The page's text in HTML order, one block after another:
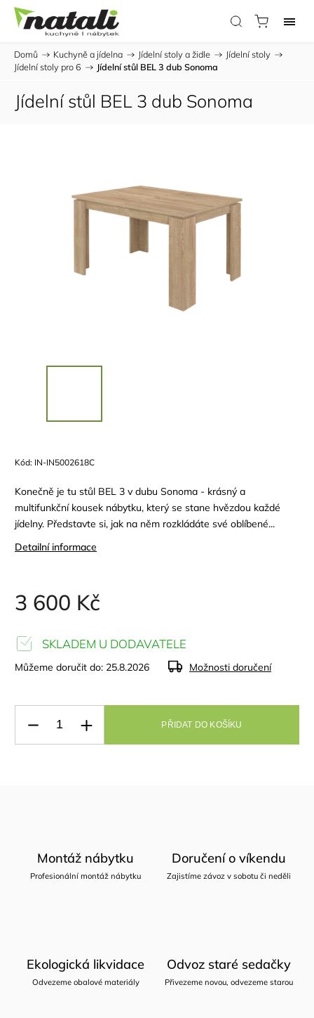
Domů / Kuchyně a jídelna / Jídelní stoly a židle / Jídelní stoly /
Jídelní stoly pro 6 / Jídelní stůl BEL 3 dub Sonoma
Jídelní stůl BEL 3 dub Sonoma
Kód: IN-IN5002618C
Konečně je tu stůl BEL 3 v dubu Sonoma - krásný a
multifunkční kousek nábytku, který se stane hvězdou každé
jídelny. Představte si, jak na něm rozkládáte své oblíbené...
Detailní informace
3 600 Kč
SKLADEM U DODAVATELE
Můžeme doručit do: 25.8.2026 Možnosti doručení
PŘIDAT DO KOŠÍKU
Montáž nábytku
Profesionální montáž nábytku
Doručení o víkendu
Zajistíme závoz v sobotu či neděli
Ekologická likvidace
Odvezeme obalové materiály
Odvoz staré sedačky
Přivezeme novou, odvezeme starou